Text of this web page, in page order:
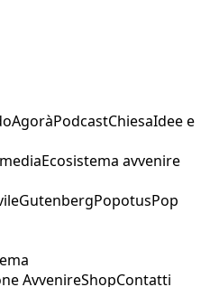
AgoràPodcastChiesaIdee e
Ecosistema avvenire
GutenbergPopotusPop
AvvenireShopContatti